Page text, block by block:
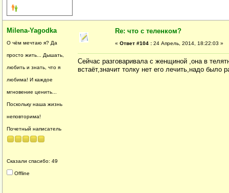
Milena-Yagodka
О чём мечтаю я? Да
просто жить... Дышать,
любить и знать, что я
любима! И каждое
мгновение ценить...
Поскольку наша жизнь
неповторима!
Почетный написатель
Сказали спасибо: 49
Offline
Re: что с теленком?
« Ответ #104 : 24 Апрель, 2014, 18:22:03 »
Сейчас разговаривала с женщиной ,она в
встаёт,значит толку нет его лечить,надо было